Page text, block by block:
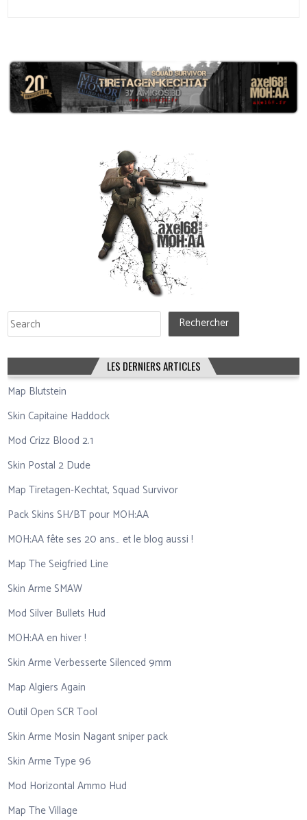
Rechercher Rechercher
LES DERNIERS ARTICLES
Map Blutstein
Skin Capitaine Haddock
Mod Crizz Blood 2.1
Skin Postal 2 Dude
Map Tiretagen-Kechtat, Squad Survivor
Pack Skins SH/BT pour MOH:AA
MOH:AA fête ses 20 ans… et le blog aussi !
Map The Seigfried Line
Skin Arme SMAW
Mod Silver Bullets Hud
MOH:AA en hiver !
Skin Arme Verbesserte Silenced 9mm
Map Algiers Again
Outil Open SCR Tool
Skin Arme Mosin Nagant sniper pack
Skin Arme Type 96
Mod Horizontal Ammo Hud
Map The Village